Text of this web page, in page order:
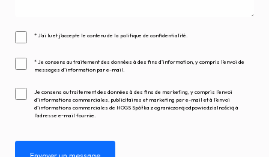
* J'ai lu et j'accepte le contenu de la politique de confidentialité.
* Je consens au traitement des données à des fins d'information, y compris l'envoi de
messages d'information par e-mail.
Je consens au traitement des données à des fins de marketing, y compris l'envoi
d'informations commerciales, publicitaires et marketing par e-mail et à l'envoi
d'informations commerciales de HOGS Spółka z ograniczoną odpowiedzialnością à
l'adresse e-mail fournie.